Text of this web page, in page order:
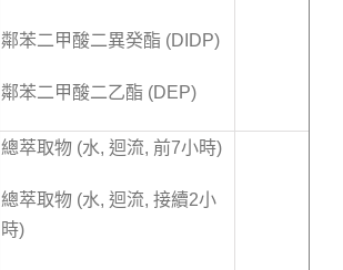
鄰苯二甲酸二異癸酯 (DIDP)
鄰苯二甲酸二乙酯 (DEP)
總萃取物 (水, 迴流, 前7小時)
總萃取物 (水, 迴流, 接續2小
時)